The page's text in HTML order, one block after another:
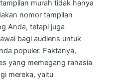
murah tidak hanya
nomor tampilan
Anda, tetapi juga
bagi audiens untuk
populer. Faktanya,
yang memegang rahasia
mereka, yaitu